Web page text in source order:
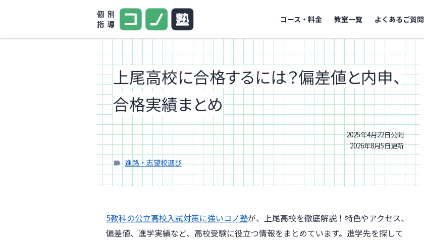
コース・料金 教室一覧 よくあるご質問
上尾高校に合格するには？偏差値と内申、
合格実績まとめ
2025年4月22日公開
2026年8月5日更新
進路・志望校選び
5教科の公立高校入試対策に強いコノ塾が、上尾高校を徹底解説！特色やアクセス、
偏差値、進学実績など、高校受験に役立つ情報をまとめています。進学先を探して